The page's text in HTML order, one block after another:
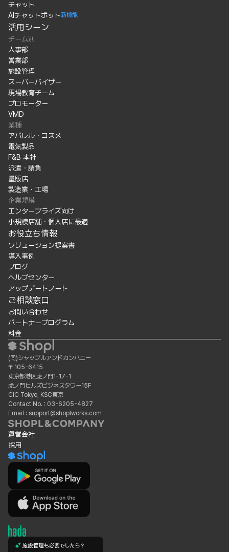
チャット
AIチャットボット新機能
活用シーン
チーム別
人事部
営業部
施設管理
スーパーバイザー
現場教育チーム
プロモーター
VMD
業種
アパレル・コスメ
電気製品
F&B 本社
派遣・請負
量販店
製造業・工場
企業規模
エンタープライズ向け
小規模店舗・個人店に最適
お役立ち情報
ソリューション提案書
導入事例
ブログ
ヘルプセンター
アップデートノート
ご相談窓口
お問い合わせ
パートナープログラム
料金
(同)シャップルアンドカンパニー
〒105-6415
東京都港区虎ノ門1-17-1
虎ノ門ヒルズビジネスタワー15F
CIC Tokyo, KSC東京
Contact No. : 03-6205-4827
Email : support@shoplworks.com
運営会社
採用